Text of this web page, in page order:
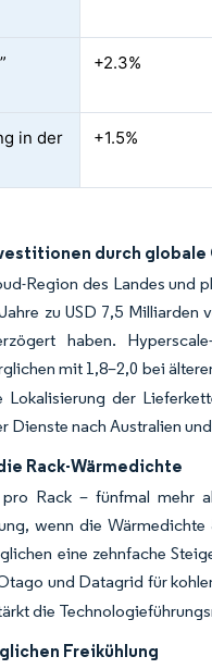
+2.3%
in der
+1.5%
durch
Region des Landes und
zu USD 7,5
haben.
mit 1,8–2,0 bei
der
Dienste nach Australien
Rack-Wärmedichte
Rack – fünfmal mehr
wenn die
eine zehnfache
und Datagrid für
die
Freikühlung